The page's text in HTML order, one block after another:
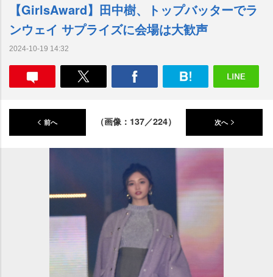
e
【GirlsAward】田中樹、トップバッターでラ
ンウェイ サプライズに会場は大歓声
2024-10-19 14:32
前へ （画像：137／224） 次へ